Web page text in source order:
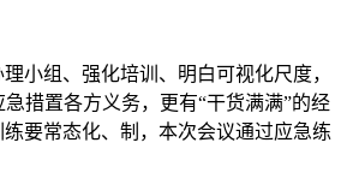
组、强化培训、明白可视化尺度，
措置各方义务，更有“干货满满”的经
要常态化、制，本次会议通过应急练